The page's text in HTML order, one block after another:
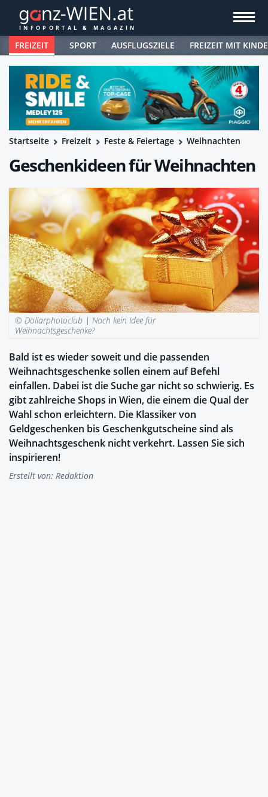
FREIZEIT SPORT AUSFLUGSZIELE FREIZEIT MIT
Startseite Freizeit Feste & Feiertage Weihnachten
Geschenkideen für Weihnachten
© Dollarphotoclub |Noch kein Idee für
Weihnachtsgeschenke?
Bald ist es wieder soweit und die passenden
Weihnachtsgeschenke sollen einem auf Befehl
einfallen. Dabei ist die Suche gar nicht so schwierig. Es
gibt zahlreiche Shops in Wien, die einem die Qual der
Wahl schon erleichtern. Die Klassiker von
Geldgeschenken bis Geschenkgutscheine sind als
Weihnachtsgeschenk nicht verkehrt. Lassen Sie sich
inspirieren!
Erstellt von: Redaktion